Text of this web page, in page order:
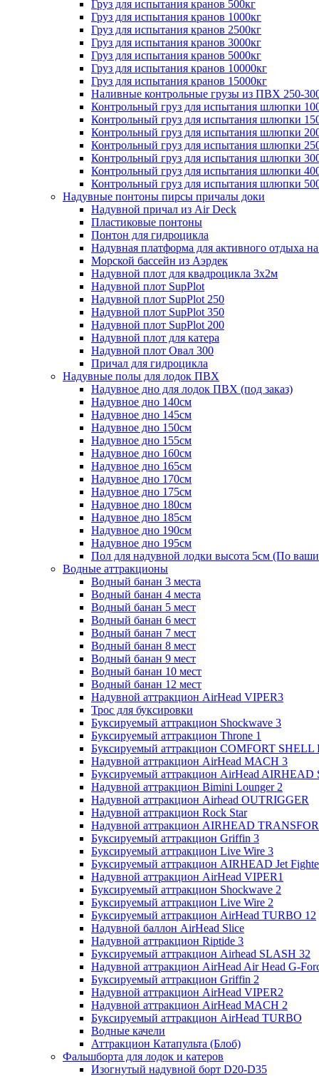
Груз для испытания кранов 500кг
Груз для испытания кранов 1000кг
Груз для испытания кранов 2500кг
Груз для испытания кранов 3000кг
Груз для испытания кранов 5000кг
Груз для испытания кранов 10000кг
Груз для испытания кранов 15000кг
Наливные контрольные грузы из ПВХ 250-
Контрольный груз для испытания шлюпки
Контрольный груз для испытания шлюпки
Контрольный груз для испытания шлюпки
Контрольный груз для испытания шлюпки
Контрольный груз для испытания шлюпки
Контрольный груз для испытания шлюпки
Контрольный груз для испытания шлюпки
Надувные понтоны пирсы причалы доки
Надувной причал из Air Deck
Пластиковые понтоны
Понтон для гидроцикла
Надувная платформа для активного отдыха
Морской бассейн из Аэрдек
Надувной плот для квадроцикла 3х2м
Надувной плот SupPlot
Надувной плот SupPlot 250
Надувной плот SupPlot 350
Надувной плот SupPlot 200
Надувной плот для катера
Надувной плот Овал 300
Причал для гидроцикла
Надувные полы для лодок ПВХ
Надувное дно для лодок ПВХ (под заказ)
Надувное дно 140см
Надувное дно 145см
Надувное дно 150см
Надувное дно 155см
Надувное дно 160см
Надувное дно 165см
Надувное дно 170см
Надувное дно 175см
Надувное дно 180см
Надувное дно 185см
Надувное дно 190см
Надувное дно 195см
Пол для надувной лодки высота 5см (По
Водные аттракционы
Водный банан 3 места
Водный банан 4 места
Водный банан 5 мест
Водный банан 6 мест
Водный банан 7 мест
Водный банан 8 мест
Водный банан 9 мест
Водный банан 10 мест
Водный банан 12 мест
Надувной аттракцион AirHead VIPER3
Трос для буксировки
Буксируемый аттракцион Shockwave 3
Буксируемый аттракцион Throne 1
Буксируемый аттракцион COMFORT SHELL
Надувной аттракцион AirHead MACH 3
Буксируемый аттракцион AirHead AIRHEAD
Надувной аттракцион Bimini Lounger 2
Надувной аттракцион Airhead OUTRIGGER
Надувной аттракцион Rock Star
Надувной аттракцион AIRHEAD
Буксируемый аттракцион Griffin 3
Буксируемый аттракцион Live Wire 3
Буксируемый аттракцион AIRHEAD Jet
Надувной аттракцион AirHead VIPER1
Буксируемый аттракцион Shockwave 2
Буксируемый аттракцион Live Wire 2
Буксируемый аттракцион AirHead TURBO 12
Надувной баллон AirHead Slice
Надувной аттракцион Riptide 3
Буксируемый аттракцион Airhead SLASH 32
Надувной аттракцион AirHead Air Head G-
Буксируемый аттракцион Griffin 2
Надувной аттракцион AirHead VIPER2
Надувной аттракцион AirHead MACH 2
Буксируемый аттракцион AirHead TURBO
Водные качели
Аттракцион Катапульта (Блоб)
Фальшборта для лодок и катеров
Изогнутый надувной борт D20-D35